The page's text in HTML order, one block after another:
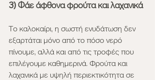
3) Φάε άφθονα φρούτα και λαχανικά
Το καλοκαίρι, η σωστή ενυδάτωση δεν
εξαρτάται μόνο από το πόσο νερό
πίνουμε, αλλά και από τις τροφές που
επιλέγουμε καθημερινά. Φρούτα και
λαχανικά με υψηλή περιεκτικότητα σε